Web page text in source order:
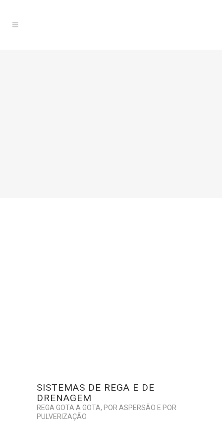
SISTEMAS DE REGA E DE
DRENAGEM
REGA GOTA A GOTA, POR ASPERSÃO E POR
PULVERIZAÇÃO